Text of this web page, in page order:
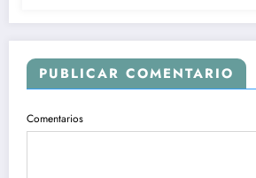
PUBLICAR COMENTARIO
Comentarios